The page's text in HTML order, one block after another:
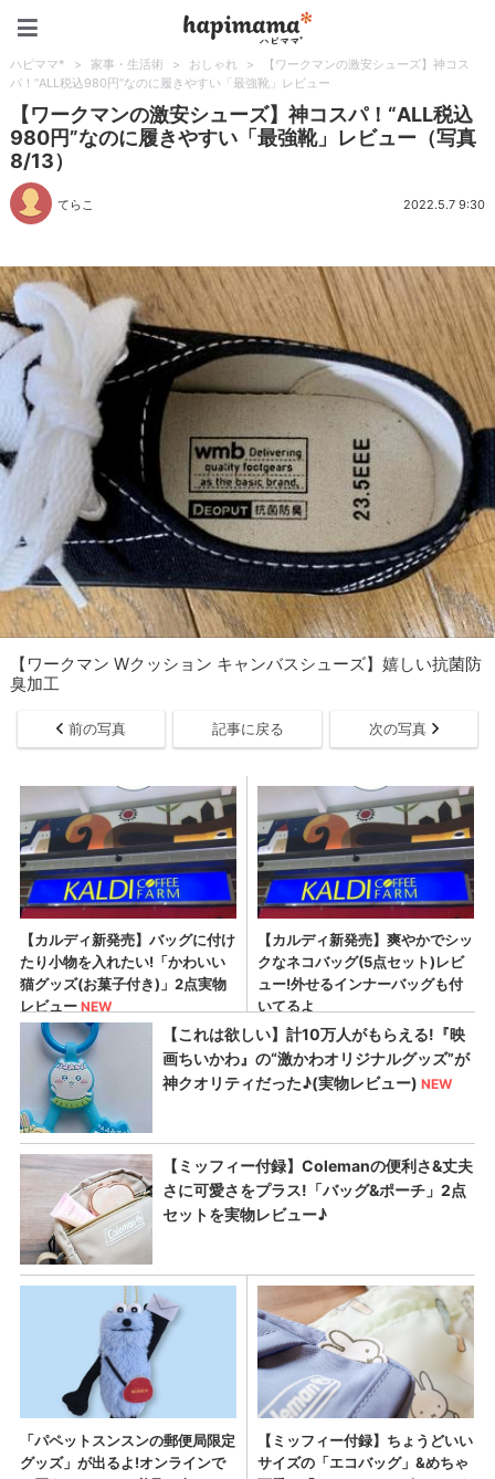
ハピママ* > 家事・生活術 > おしゃれ >
【ワークマンの激安シューズ】神コス
パ！“ALL税込980円”なのに履きやすい「最強靴」レビュー
【ワークマンの激安シューズ】神コスパ！“ALL税込
980円”なのに履きやすい「最強靴」レビュー（写真
8/13）
てらこ 2022.5.7 9:30
【ワークマン Wクッション キャンバスシューズ】嬉しい抗菌防
臭加工
前の写真 記事に戻る 次の写真